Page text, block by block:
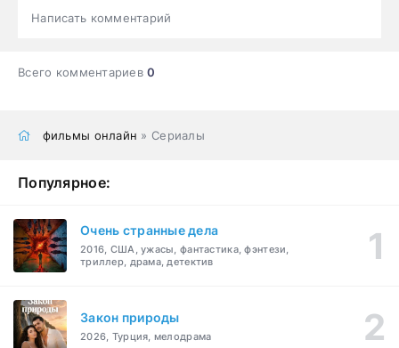
Написать комментарий
Всего комментариев0
фильмы онлайн » Сериалы
Популярное:
Очень странные дела
2016, США, ужасы, фантастика, фэнтези,
триллер, драма, детектив
Закон природы
2026, Турция, мелодрама